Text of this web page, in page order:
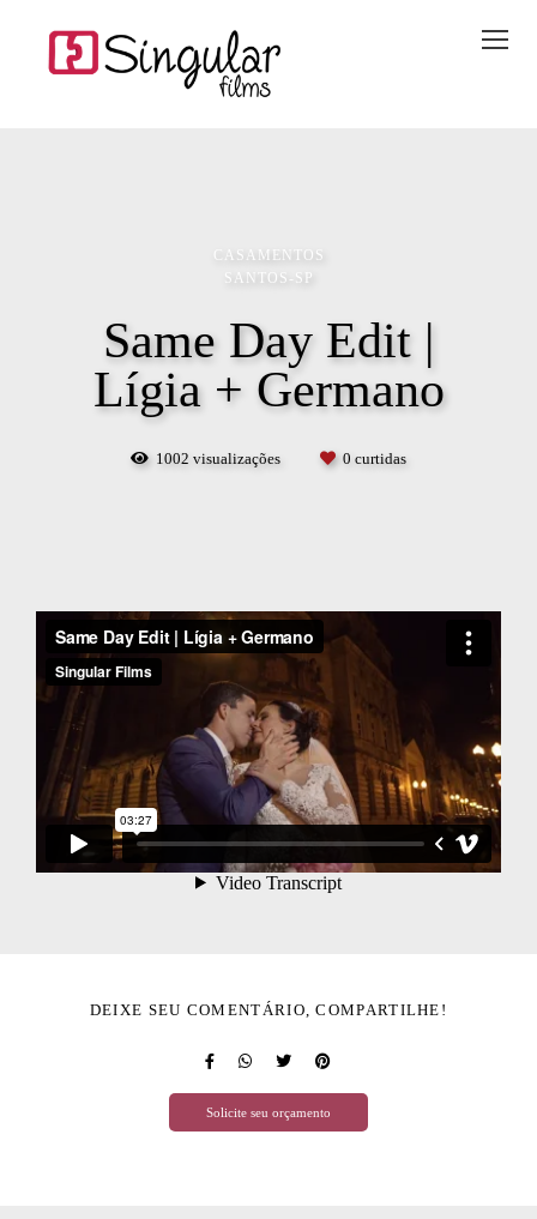
CASAMENTOS
SANTOS-SP
Same Day Edit |
Lígia + Germano
1002 visualizações 0 curtidas
DEIXE SEU COMENTÁRIO, COMPARTILHE!
Solicite seu orçamento